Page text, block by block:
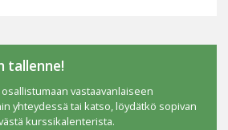
tallenne!
vastaavanlaiseen
yhteydessä tai katso, löydätkö sopivan
kurssikalenterista.